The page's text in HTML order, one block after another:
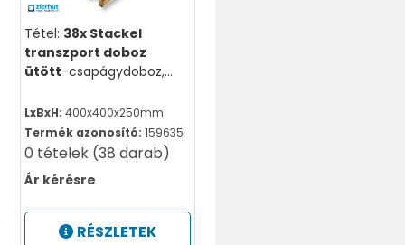
Tétel: 38x Stackel
transzport doboz
ütött-csapágydoboz,
LxBxH: 400x400x250mm
Termék azonosító: 159635
0 tételek (38 darab)
Ár kérésre
RÉSZLETEK